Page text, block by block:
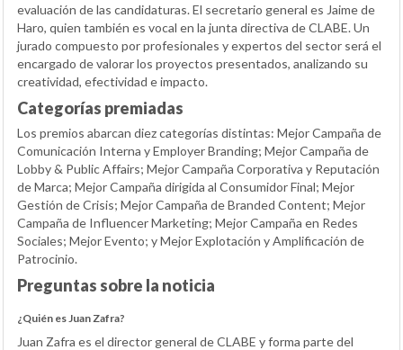
evaluación de las candidaturas. El secretario general es Jaime de
Haro, quien también es vocal en la junta directiva de CLABE. Un
jurado compuesto por profesionales y expertos del sector será el
encargado de valorar los proyectos presentados, analizando su
creatividad, efectividad e impacto.
Categorías premiadas
Los premios abarcan diez categorías distintas: Mejor Campaña de
Comunicación Interna y Employer Branding; Mejor Campaña de
Lobby & Public Affairs; Mejor Campaña Corporativa y Reputación
de Marca; Mejor Campaña dirigida al Consumidor Final; Mejor
Gestión de Crisis; Mejor Campaña de Branded Content; Mejor
Campaña de Influencer Marketing; Mejor Campaña en Redes
Sociales; Mejor Evento; y Mejor Explotación y Amplificación de
Patrocinio.
Preguntas sobre la noticia
¿Quién es Juan Zafra?
Juan Zafra es el director general de CLABE y forma parte del